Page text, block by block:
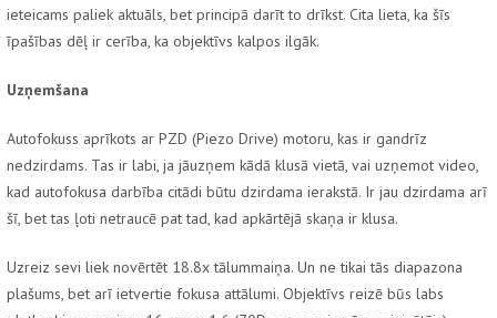
ieteicams paliek aktuāls, bet principā darīt to drīkst. Cita lieta, ka šīs
īpašības dēļ ir cerība, ka objektīvs kalpos ilgāk.
Uzņemšana
Autofokuss aprīkots ar PZD (Piezo Drive) motoru, kas ir gandrīz
nedzirdams. Tas ir labi, ja jāuzņem kādā klusā vietā, vai uzņemot video,
kad autofokusa darbība citādi būtu dzirdama ierakstā. Ir jau dzirdama arī
šī, bet tas ļoti netraucē pat tad, kad apkārtējā skaņa ir klusa.
Uzreiz sevi liek novērtēt 18.8x tālummaiņa. Un ne tikai tās diapazona
plašums, bet arī ietvertie fokusa attālumi. Objektīvs reizē būs labs